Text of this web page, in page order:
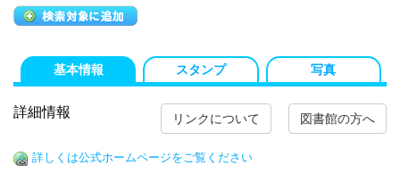
基本情報 スタンプ 写真
リンクについて 図書館の方へ
詳細情報
詳しくは公式ホームページをご覧ください